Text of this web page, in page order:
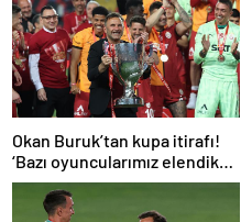
Okan Buruk’tan kupa itirafı!
‘Bazı oyuncularımız elendik
diye düşündü’